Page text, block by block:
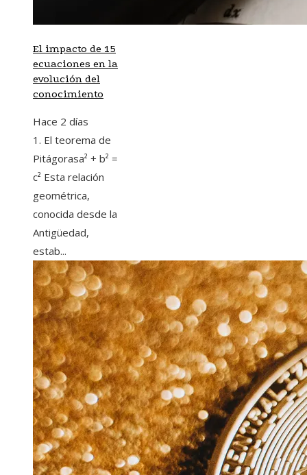
El impacto de 15
ecuaciones en la
evolución del
conocimiento
Hace 2 días
1. El teorema de
Pitágorasa² + b² =
c² Esta relación
geométrica,
conocida desde la
Antigüedad,
estab...